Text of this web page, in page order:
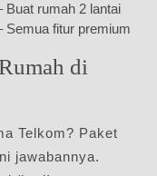
Buat rumah 2 lantai
Semua fitur premium
di
Telkom? Paket
jawabannya.